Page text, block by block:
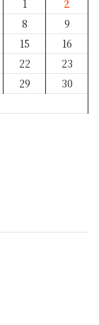
1
2
8
9
15
16
22
23
29
30